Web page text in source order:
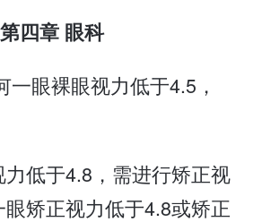
第四章 眼科
一眼裸眼视力低于4.5，
低于4.8，需进行矫正视
矫正视力低于4.8或矫正